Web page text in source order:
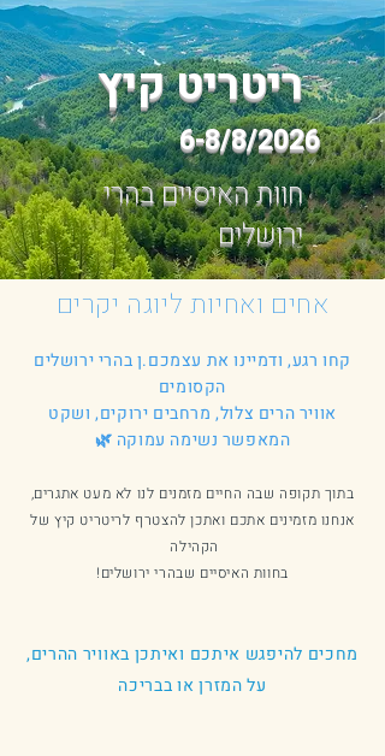
ריטריט קיץ
6-8/8/2026
חוות האיסיים בהרי
ירושלים
אחים ואחיות ליוגה יקרים
קחו רגע, ודמיינו את עצמכם.ן בהרי ירושלים
הקסומים
אוויר הרים צלול, מרחבים ירוקים, ושקט
המאפשר נשימה עמוקה 🌿
בתוך תקופה שבה החיים מזמנים לנו לא מעט אתגרים,
אנחנו מזמינים אתכם ואתכן להצטרף לריטריט קיץ של
הקהילה
בחוות האיסיים שבהרי ירושלים!
מחכים להיפגש איתכם ואיתכן באוויר ההרים,
על המזרן או בבריכה